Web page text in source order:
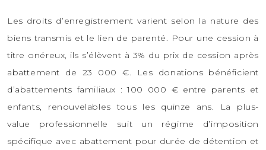
Les droits d’enregistrement varient selon la nature des
biens transmis et le lien de parenté. Pour une cession à
titre onéreux, ils s’élèvent à 3% du prix de cession après
abattement de 23 000 €. Les donations bénéficient
d’abattements familiaux : 100 000 € entre parents et
enfants, renouvelables tous les quinze ans. La plus-
value professionnelle suit un régime d’imposition
spécifique avec abattement pour durée de détention et